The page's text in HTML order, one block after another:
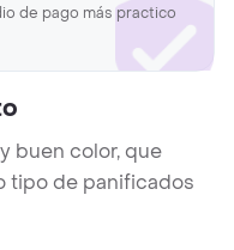
de pago más practico
buen color, que
tipo de panificados